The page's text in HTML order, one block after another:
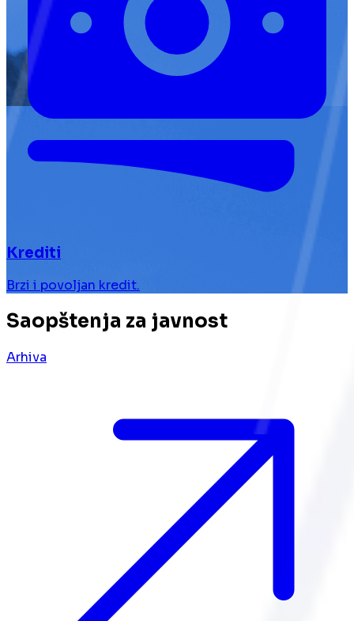
Krediti
Brzi i povoljan kredit.
Saopštenja za javnost
Arhiva